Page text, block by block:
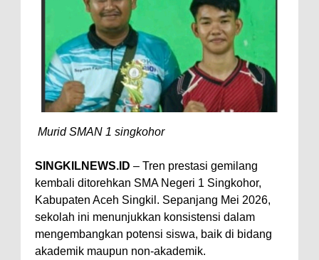
Murid SMAN 1 singkohor
SINGKILNEWS.ID – Tren prestasi gemilang
kembali ditorehkan SMA Negeri 1 Singkohor,
Kabupaten Aceh Singkil. Sepanjang Mei 2026,
sekolah ini menunjukkan konsistensi dalam
mengembangkan potensi siswa, baik di bidang
akademik maupun non-akademik.